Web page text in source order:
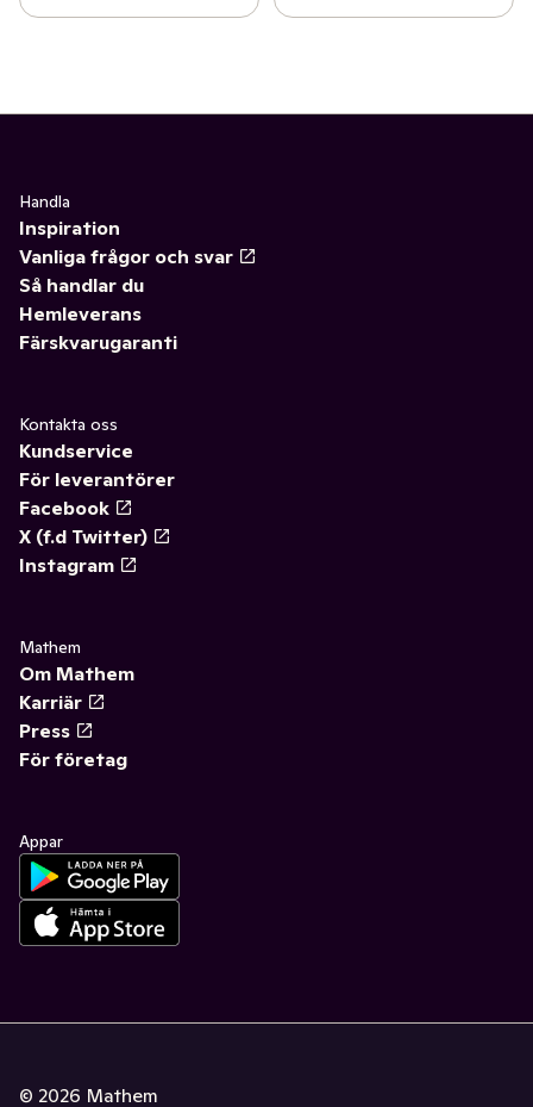
Handla
Inspiration
Vanliga frågor och svar
Så handlar du
Hemleverans
Färskvarugaranti
Kontakta oss
Kundservice
För leverantörer
Facebook
X (f.d Twitter)
Instagram
Mathem
Om Mathem
Karriär
Press
För företag
Appar
© 2026 Mathem